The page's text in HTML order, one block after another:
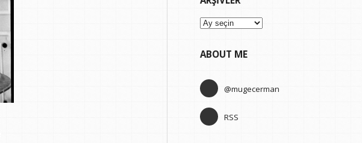
Arşivler
ABOUT ME
@mugecerman
RSS